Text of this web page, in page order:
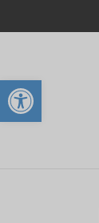
Ανοίξτε τη γραμμή εργαλείων